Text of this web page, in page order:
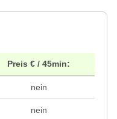
Preis € / 45min:
nein
nein